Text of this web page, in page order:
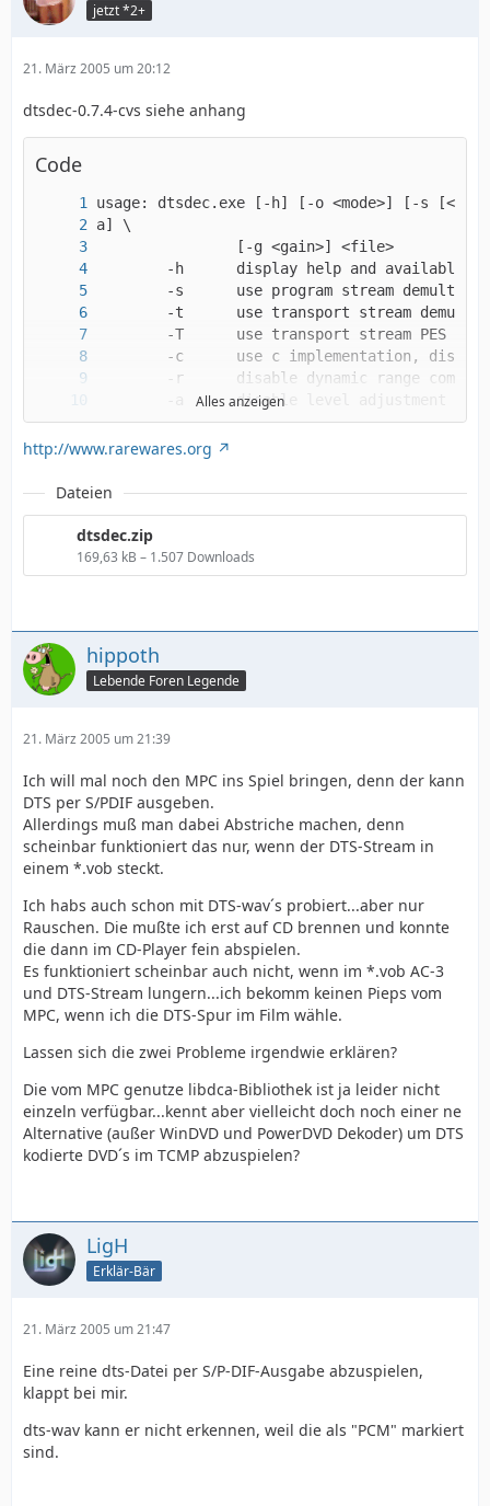
jetzt *2+
21. März 2005 um 20:12
dtsdec-0.7.4-cvs siehe anhang
Code
Alles anzeigen
http://www.rarewares.org
Dateien
dtsdec.zip
169,63 kB – 1.507 Downloads
hippoth
Lebende Foren Legende
21. März 2005 um 21:39
Ich will mal noch den MPC ins Spiel bringen, denn der kann
DTS per S/PDIF ausgeben.
Allerdings muß man dabei Abstriche machen, denn
scheinbar funktioniert das nur, wenn der DTS-Stream in
einem *.vob steckt.
Ich habs auch schon mit DTS-wav´s probiert...aber nur
Rauschen. Die mußte ich erst auf CD brennen und konnte
die dann im CD-Player fein abspielen.
Es funktioniert scheinbar auch nicht, wenn im *.vob AC-3
und DTS-Stream lungern...ich bekomm keinen Pieps vom
MPC, wenn ich die DTS-Spur im Film wähle.
Lassen sich die zwei Probleme irgendwie erklären?
Die vom MPC genutze libdca-Bibliothek ist ja leider nicht
einzeln verfügbar...kennt aber vielleicht doch noch einer ne
Alternative (außer WinDVD und PowerDVD Dekoder) um DTS
kodierte DVD´s im TCMP abzuspielen?
LigH
Erklär-Bär
21. März 2005 um 21:47
Eine reine dts-Datei per S/P-DIF-Ausgabe abzuspielen,
klappt bei mir.
dts-wav kann er nicht erkennen, weil die als "PCM" markiert
sind.